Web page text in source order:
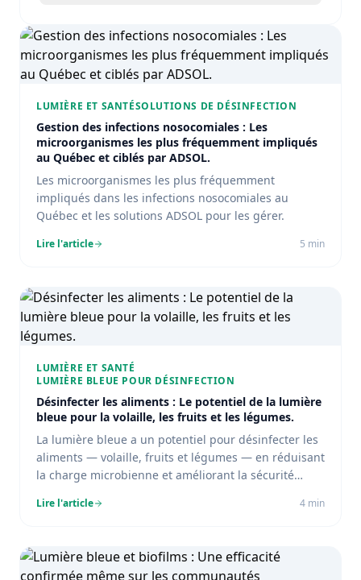
LUMIÈRE ET SANTÉSOLUTIONS DE DÉSINFECTION
Gestion des infections nosocomiales : Les
microorganismes les plus fréquemment impliqués
au Québec et ciblés par ADSOL.
Les microorganismes les plus fréquemment
impliqués dans les infections nosocomiales au
Québec et les solutions ADSOL pour les gérer.
Lire l'article 5 min
LUMIÈRE ET SANTÉ
LUMIÈRE BLEUE POUR DÉSINFECTION
Désinfecter les aliments : Le potentiel de la lumière
bleue pour la volaille, les fruits et les légumes.
La lumière bleue a un potentiel pour désinfecter les
aliments — volaille, fruits et légumes — en réduisant
la charge microbienne et améliorant la sécurité
Lire l'article 4 min